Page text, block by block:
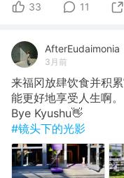
33 11
AfterEudaimonia
3月前
来福冈放肆饮食并积
能更好地享受人生啊。
Bye Kyushu👋
#镜头下的光影